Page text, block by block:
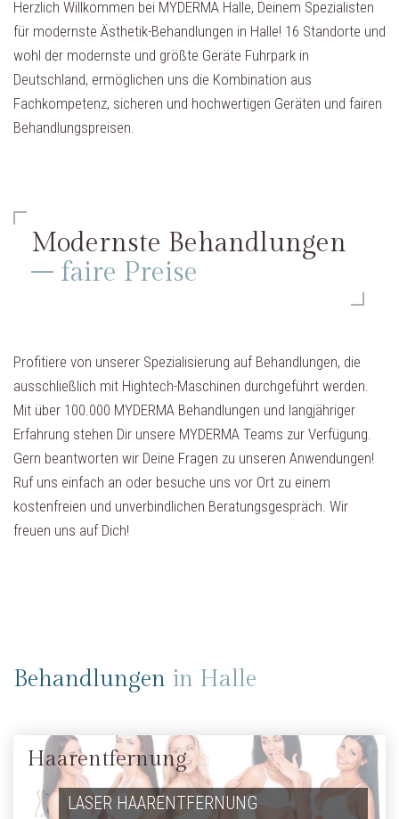
Herzlich Willkommen bei MYDERMA Halle, Deinem Spezialisten
für modernste Ästhetik-Behandlungen in Halle! 16 Standorte und
wohl der modernste und größte Geräte Fuhrpark in
Deutschland, ermöglichen uns die Kombination aus
Fachkompetenz, sicheren und hochwertigen Geräten und fairen
Behandlungspreisen.
Modernste Behandlungen
– faire Preise
Profitiere von unserer Spezialisierung auf Behandlungen, die
ausschließlich mit Hightech-Maschinen durchgeführt werden.
Mit über 100.000 MYDERMA Behandlungen und langjähriger
Erfahrung stehen Dir unsere MYDERMA Teams zur Verfügung.
Gern beantworten wir Deine Fragen zu unseren Anwendungen!
Ruf uns einfach an oder besuche uns vor Ort zu einem
kostenfreien und unverbindlichen Beratungsgespräch. Wir
freuen uns auf Dich!
Behandlungen in Halle
Haarentfernung
LASER HAARENTFERNUNG